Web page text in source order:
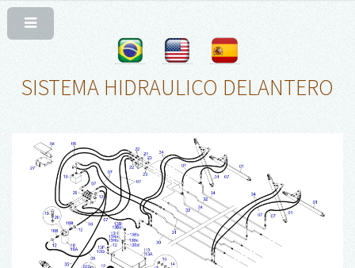
SISTEMA HIDRAULICO DELANTERO